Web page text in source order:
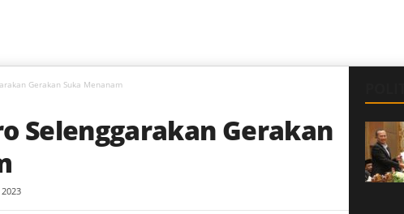
Gerakan Suka Menanam
Selenggarakan Gerakan